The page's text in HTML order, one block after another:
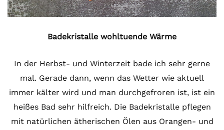
Badekristalle wohltuende Wärme
In der Herbst- und Winterzeit bade ich sehr gerne
mal. Gerade dann, wenn das Wetter wie aktuell
immer kälter wird und man durchgefroren ist, ist ein
heißes Bad sehr hilfreich. Die Badekristalle pflegen
mit natürlichen ätherischen Ölen aus Orangen- und